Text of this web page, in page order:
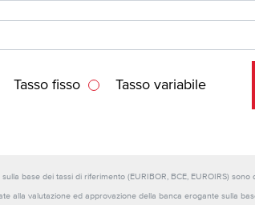
Tasso fisso Tasso variabile
base dei tassi di riferimento (EURIBOR, BCE, EUROIRS)
valutazione ed approvazione della banca erogante sulla